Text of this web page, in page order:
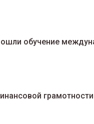
обучение